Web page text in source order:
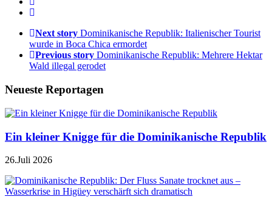
Next story Dominikanische Republik: Italienischer Tourist
wurde in Boca Chica ermordet
Previous story Dominikanische Republik: Mehrere Hektar
Wald illegal gerodet
Neueste Reportagen
Ein kleiner Knigge für die Dominikanische Republik
26.Juli 2026